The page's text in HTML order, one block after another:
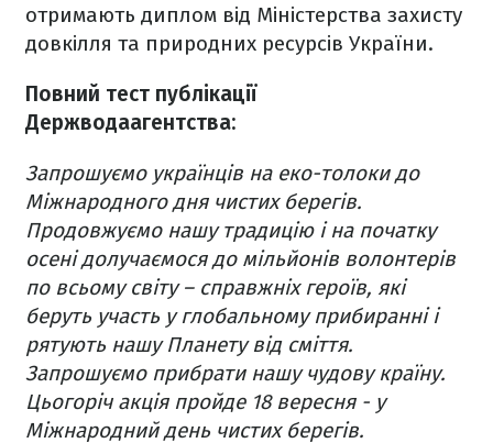
отримають диплом від Міністерства захисту
довкілля та природних ресурсів України.
Повний тест публікації
Держводаагентства:
Запрошуємо українців на еко-толоки до
Міжнародного дня чистих берегів.
Продовжуємо нашу традицію і на початку
осені долучаємося до мільйонів волонтерів
по всьому світу – справжніх героїв, які
беруть участь у глобальному прибиранні і
рятують нашу Планету від сміття.
Запрошуємо прибрати нашу чудову країну.
Цьогоріч акція пройде 18 вересня - у
Міжнародний день чистих берегів.